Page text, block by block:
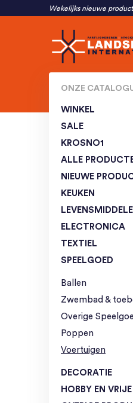
Wekelijks nieuwe
ONZE
WINKEL
SALE
KROSNO1
ALLE
NIEUWE
KEUKEN
ELECTRONICA
TEXTIEL
SPEELGOED
Ballen
Zwembad &
Overige
Poppen
Voertuigen
DECORATIE
HOBBY EN